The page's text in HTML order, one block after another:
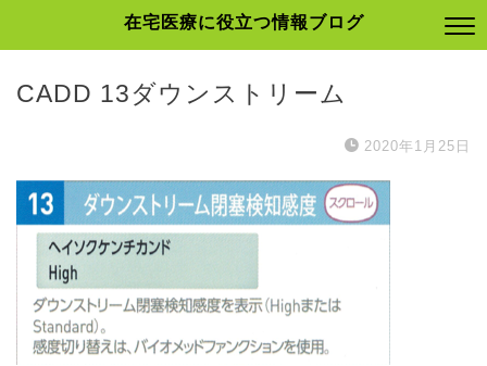
在宅医療に役立つ情報ブログ
CADD 13ダウンストリーム
2020年1月25日